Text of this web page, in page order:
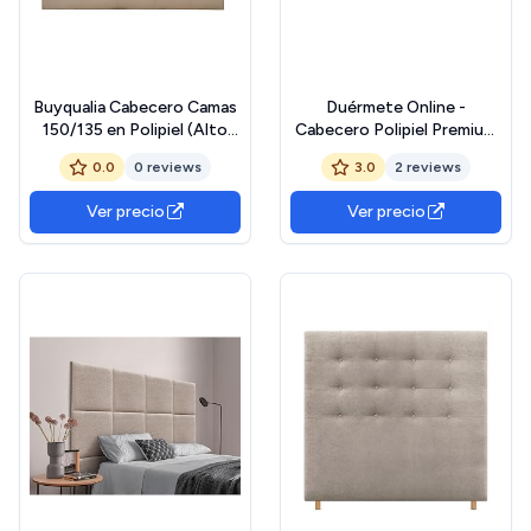
Buyqualia Cabecero Camas
150/135 en Polipiel (Alto
120 / Largo 160 / Ancho 4)
(Vison)
0.0 0 reviews
Ver precio
Duérmete Online -
Cabecero Polipiel Premium
Acolchado Sicilia Medidas
145 x 60 cm (Cama de 135 y
140) Blanco
3.0 2 reviews
Ver precio